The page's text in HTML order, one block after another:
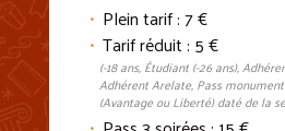
Plein tarif : 7 €
Tarif réduit : 5 €
(-18 ans, Étudiant (-26 ans),
Adhérent Arelate, Pass
(Avantage ou Liberté) daté de la